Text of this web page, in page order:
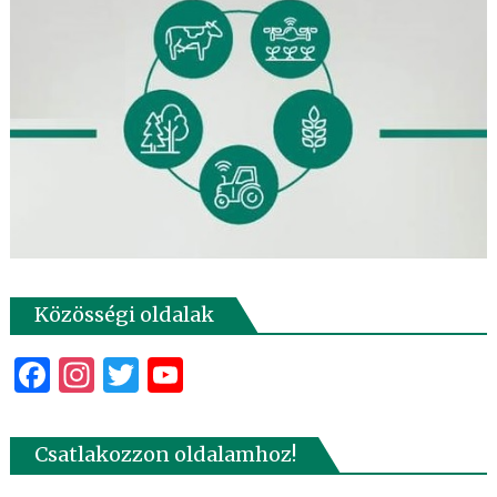
Közösségi oldalak
Facebook
Instagram
Twitter
YouTube
Csatlakozzon oldalamhoz!